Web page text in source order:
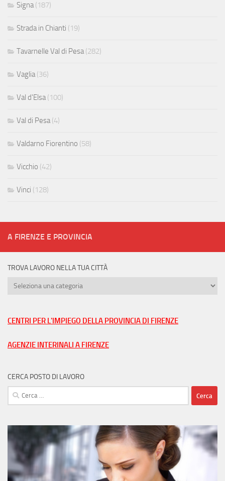
Signa(187)
Strada in Chianti (19)
Tavarnelle Val di Pesa(282)
Vaglia(36)
Val d'Elsa(100)
Val di Pesa(4)
Valdarno Fiorentino (58)
Vicchio (42)
Vinci (128)
A FIRENZE E PROVINCIA
TROVA LAVORO NELLA TUA CITTÀ
Trova
tua
CENTRI PER L'IMPIEGO DELLA PROVINCIA DI FIRENZE
AGENZIE INTERINALI A FIRENZE
CERCA POSTO DI LAVORO
Ricerca
per: